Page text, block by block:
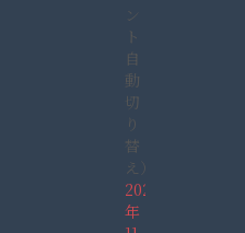
ン
ト
自
動
切
り
替
え）
2021
年